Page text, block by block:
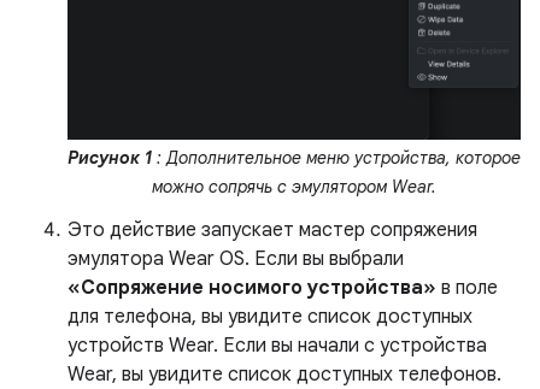
Рисунок 1 : Дополнительное меню устройства, которое
можно сопрячь с эмулятором Wear.
Это действие запускает мастер сопряжения
эмулятора Wear OS. Если вы выбрали
«Сопряжение носимого устройства» в поле
для телефона, вы увидите список доступных
устройств Wear. Если вы начали с устройства
Wear, вы увидите список доступных телефонов.